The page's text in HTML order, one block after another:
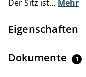
Der Sitz ist… Mehr
Eigenschaften
Dokumente 1